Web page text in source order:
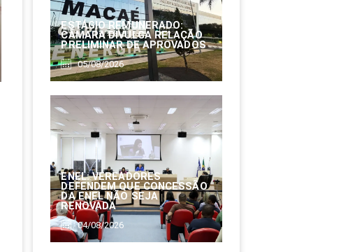
ESTÁGIO REMUNERADO:
CÂMARA DIVULGA RELAÇÃO
PRELIMINAR DE APROVADOS
05/08/2026
ENEL: VEREADORES
DEFENDEM QUE CONCESSÃO
DA ENEL NÃO SEJA
RENOVADA
04/08/2026